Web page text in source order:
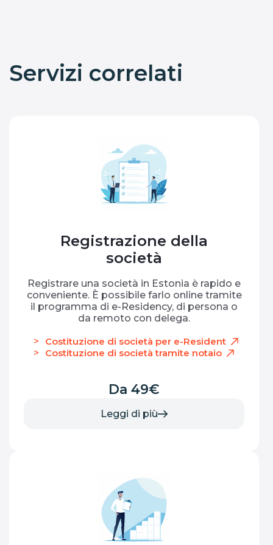
Servizi correlati
Registrazione della
società
Registrare una società in Estonia è rapido e
conveniente. È possibile farlo online tramite
il programma di e-Residency, di persona o
da remoto con delega.
Costituzione di società per e-Resident
Costituzione di società tramite notaio
Da 49€
Leggi di più